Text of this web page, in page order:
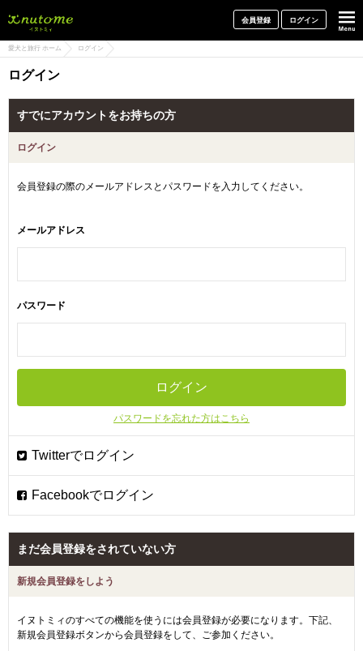
会員登録 ログイン
愛犬と旅行 ホーム ログイン
ログイン
すでにアカウントをお持ちの方
ログイン
会員登録の際のメールアドレスとパスワードを入力してください。
メールアドレス
パスワード
パスワードを忘れた方はこちら
まだ会員登録をされていない方
新規会員登録をしよう
イヌトミィのすべての機能を使うには会員登録が必要になります。下記、
新規会員登録ボタンから会員登録をして、ご参加ください。